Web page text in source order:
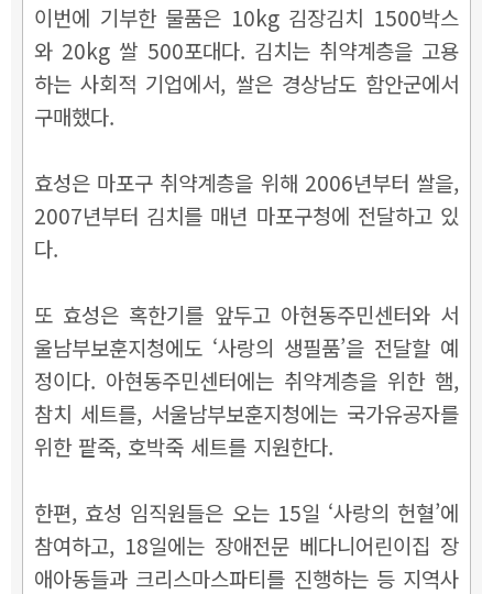
이번에 기부한 물품은 10kg 김장김치 1500박스
와 20kg 쌀 500포대다. 김치는 취약계층을 고용
하는 사회적 기업에서, 쌀은 경상남도 함안군에서
구매했다.
효성은 마포구 취약계층을 위해 2006년부터 쌀을,
2007년부터 김치를 매년 마포구청에 전달하고 있
다.
또 효성은 혹한기를 앞두고 아현동주민센터와 서
울남부보훈지청에도 ‘사랑의 생필품’을 전달할 예
정이다. 아현동주민센터에는 취약계층을 위한 햄,
참치 세트를, 서울남부보훈지청에는 국가유공자를
위한 팥죽, 호박죽 세트를 지원한다.
한편, 효성 임직원들은 오는 15일 ‘사랑의 헌혈’에
참여하고, 18일에는 장애전문 베다니어린이집 장
애아동들과 크리스마스파티를 진행하는 등 지역사